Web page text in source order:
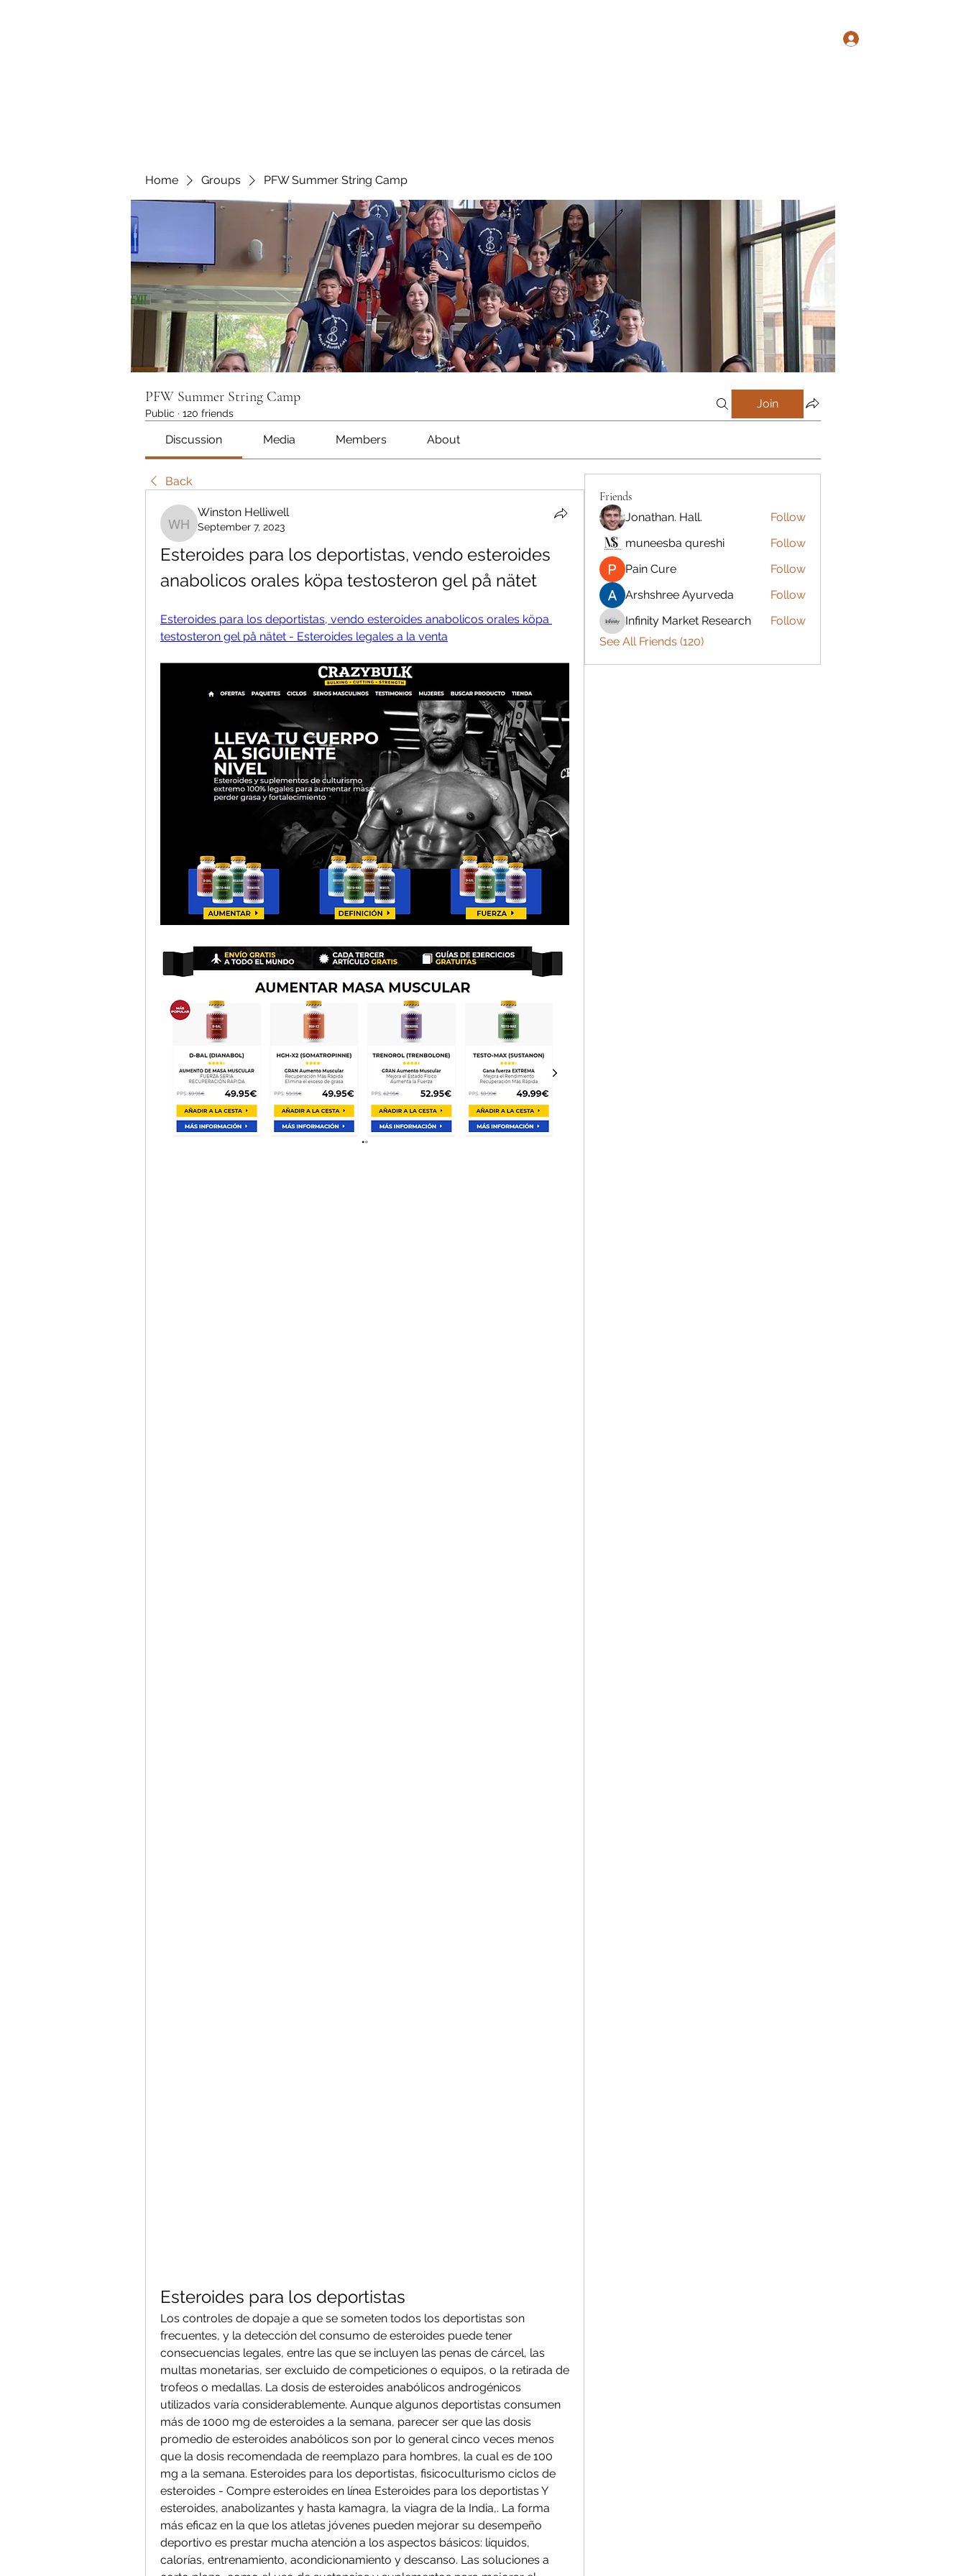
Home Groups PFW Summer String Camp
PFW Summer String Camp
Public · 120 friends
Join
Discussion Media Members About
Back
Winston Helliwell
Winston Helliwell
September 7, 2023
Esteroides para los deportistas, vendo esteroides
anabolicos orales köpa testosteron gel på nätet
Esteroides para los deportistas, vendo esteroides anabolicos orales köpa
testosteron gel på nätet - Esteroides legales a la venta
Esteroides para los deportistas
Los controles de dopaje a que se someten todos los deportistas son
frecuentes, y la detección del consumo de esteroides puede tener
consecuencias legales, entre las que se incluyen las penas de cárcel, las
multas monetarias, ser excluido de competiciones o equipos, o la retirada de
trofeos o medallas. La dosis de esteroides anabólicos androgénicos
utilizados varía considerablemente. Aunque algunos deportistas consumen
más de 1000 mg de esteroides a la semana, parecer ser que las dosis
promedio de esteroides anabólicos son por lo general cinco veces menos
que la dosis recomendada de reemplazo para hombres, la cual es de 100
mg a la semana. Esteroides para los deportistas, fisicoculturismo ciclos de
esteroides - Compre esteroides en línea Esteroides para los deportistas Y
esteroides, anabolizantes y hasta kamagra, la viagra de la India,. La forma
más eficaz en la que los atletas jóvenes pueden mejorar su desempeño
deportivo es prestar mucha atención a los aspectos básicos: líquidos,
calorías, entrenamiento, acondicionamiento y descanso. Las soluciones a
Friends
Jonathan. Hall.
Follow
muneesba qureshi
Follow
Pain Cure
Follow
Arshshree Ayurveda
Follow
Infinity Market Research
Follow
See All Friends (120)